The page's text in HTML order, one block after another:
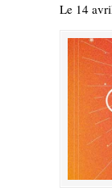
Le 14